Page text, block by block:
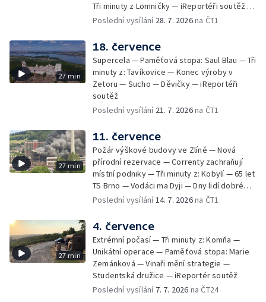
Tři minuty z Lomničky — iReportéři soutěž —
Bez komentáře: Kontroly na NOvých Mlýnech
Poslední vysílání 28. 7. 2026na ČT1
27 min
18. července
Supercela — Paměťová stopa: Saul Blau — Tři
minuty z: Tavíkovice — Konec výroby v
Zetoru — Sucho — Děvičky — iReportéři
soutěž
Poslední vysílání 21. 7. 2026na ČT1
27 min
11. července
Požár výškové budovy ve Zlíně — Nová
přírodní rezervace — Correnty zachraňují
místní podniky — Tři minuty z: Kobylí — 65 let
TS Brno — Vodáci ma Dyji — Dny lidí dobré
vůle — iReportéři soutěž
Poslední vysílání14. 7. 2026na ČT1
27 min
4. července
Extrémní počasí — Tři minuty z: Komňa —
Unikátní operace — Paměťová stopa: Marie
Zemánková — Vinaři mění strategie —
Studentská družice — iReportér soutěž
Poslední vysílání 7. 7. 2026 na ČT24